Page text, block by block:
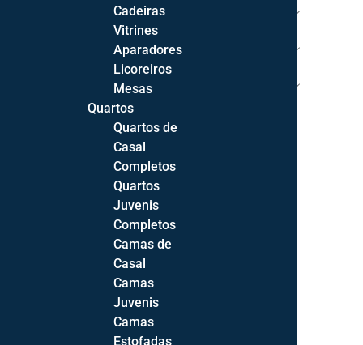
HALL / ESCRITÓRIO
DECORAÇÃO
COLCHÕES | ESTRADOS | ALMOFADAS
QUEM SOMOS
OS NOSSOS SERVIÇOS
Mobiliário/Sala de Estar
Cadeiras
Vitrines
Aparadores
Licoreiros
Mesas
Quartos
Quartos de
Casal
Completos
Quartos
Juvenis
Completos
Camas de
Casal
Camas
Juvenis
Camas
Estofadas